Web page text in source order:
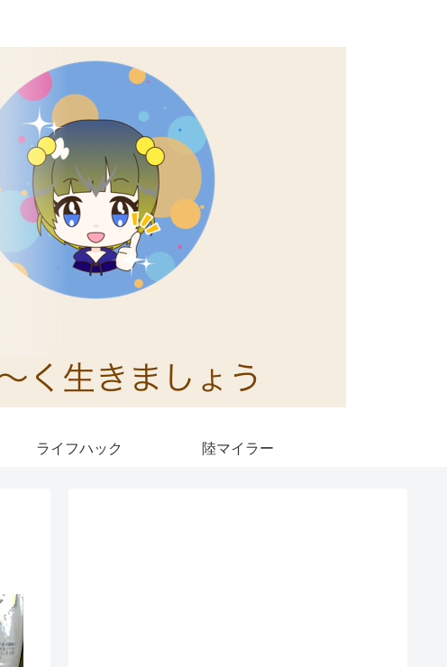
ライフハック 陸マイラー